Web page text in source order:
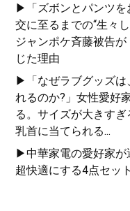
▶「ズボンとパンツを
交に至るまでの“生々
ジャンポケ斉藤被告
じた理由
▶「なぜラブグッズは
れるのか?」女性愛好
る。サイズが大きすぎ
乳首に当てられる...
▶中華家電の愛好家が
超快適にする4点セット